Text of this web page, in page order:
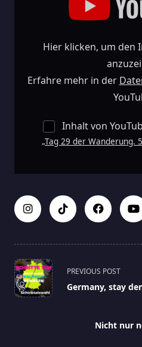
Hier klicken, um den
Erfahre mehr in der
Inhalt von
„Tag 29 der Wanderung.
<span
class="nav-
subtitle
PREVIOUS POST
Germany, stay
Nicht nur